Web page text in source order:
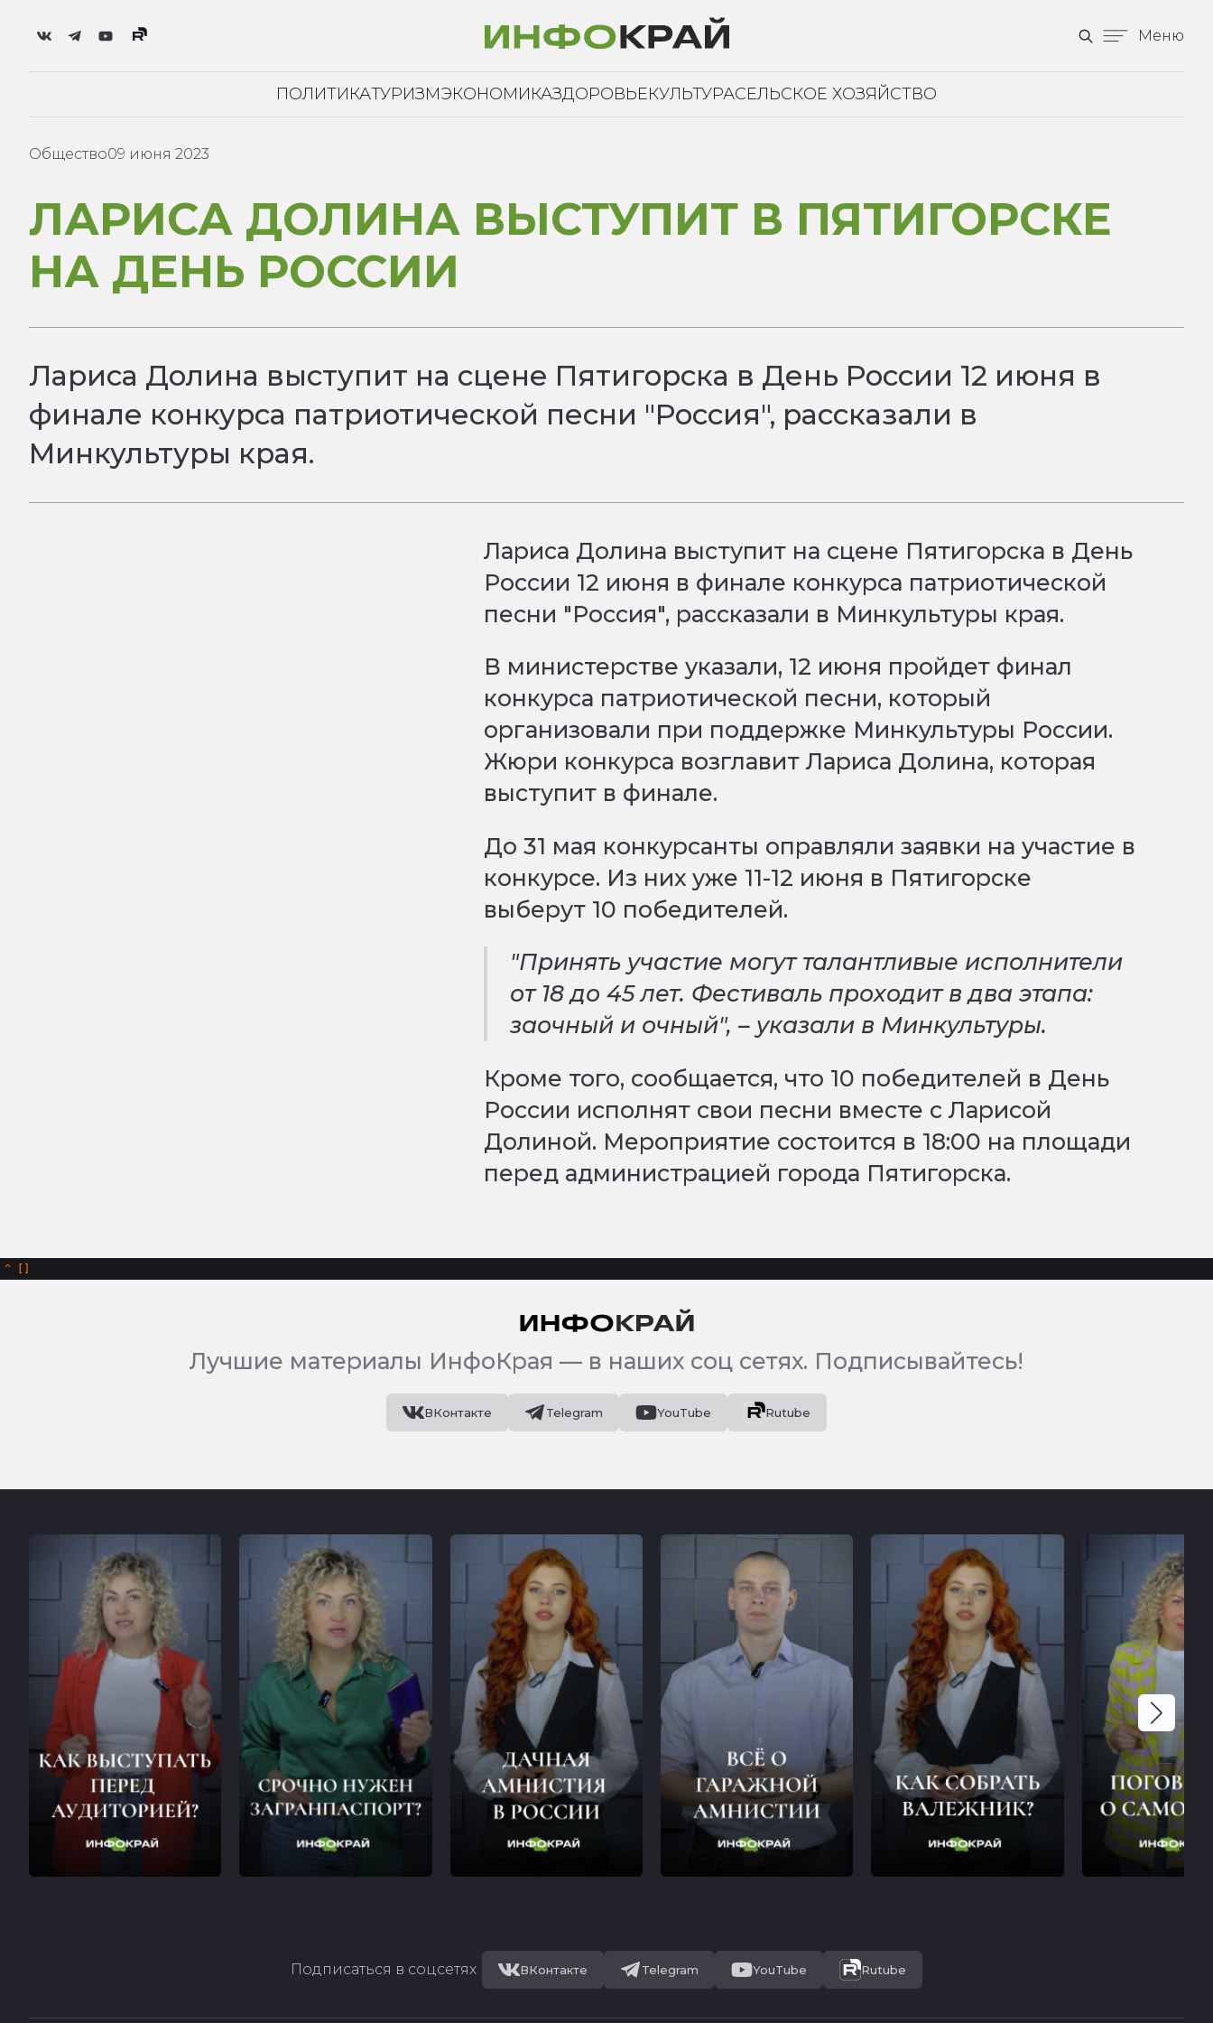
Меню
ПОЛИТИКАТУРИЗМЭКОНОМИКАЗДОРОВЬЕКУЛЬТУРАСЕЛЬСКОЕ ХОЗЯЙСТВО
Общество09 июня 2023
ЛАРИСА ДОЛИНА ВЫСТУПИТ В ПЯТИГОРСКЕ
НА ДЕНЬ РОССИИ
Лариса Долина выступит на сцене Пятигорска в День России 12 июня в
финале конкурса патриотической песни "Россия", рассказали в
Минкультуры края.
Лариса Долина выступит на сцене Пятигорска в День
России 12 июня в финале конкурса патриотической
песни "Россия", рассказали в Минкультуры края.
В министерстве указали, 12 июня пройдет финал
конкурса патриотической песни, который
организовали при поддержке Минкультуры России.
Жюри конкурса возглавит Лариса Долина, которая
выступит в финале.
До 31 мая конкурсанты оправляли заявки на участие в
конкурсе. Из них уже 11-12 июня в Пятигорске
выберут 10 победителей.
"Принять участие могут талантливые исполнители
от 18 до 45 лет. Фестиваль проходит в два этапа:
заочный и очный", – указали в Минкультуры.
Кроме того, сообщается, что 10 победителей в День
России исполнят свои песни вместе с Ларисой
Долиной. Мероприятие состоится в 18:00 на площади
перед администрацией города Пятигорска.
^
Лучшие материалы ИнфоКрая — в наших соц сетях. Подписывайтесь!
ВКонтакте Telegram YouTube Rutube
Подписаться в соцсетях ВКонтакте Telegram YouTube Rutube